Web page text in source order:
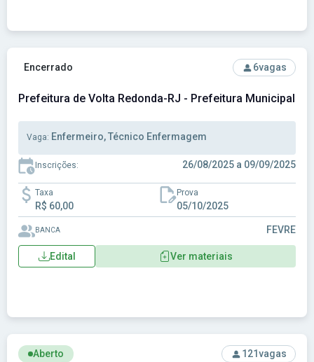
Ver concurso: Prefeitura de Volta Redonda-RJ - Prefeitura
Encerrado 6vagas
Prefeitura de Volta Redonda-RJ - Prefeitura Municipal de
Vaga: Enfermeiro, Técnico Enfermagem
Inscrições: 26/08/2025 a 09/09/2025
Taxa
R$ 60,00
Prova
05/10/2025
BANCA FEVRE
Edital Ver materiais
Ver concurso: AMS Itapecerica - Autarquia Municipal de
Aberto 121vagas